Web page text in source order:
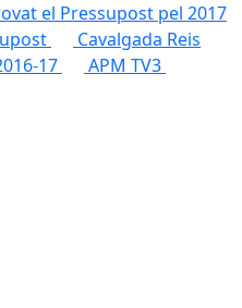
el Pressupost pel 2017
Cavalgada Reis
17
APM TV3